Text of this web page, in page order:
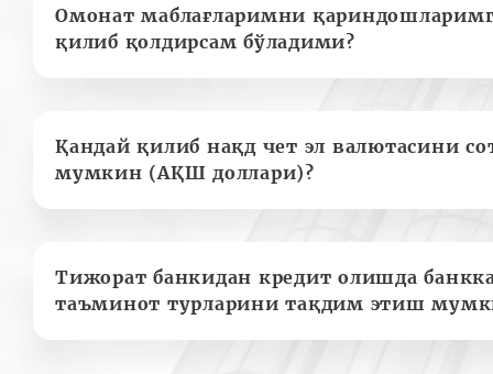
Омонат маблағларимни
қилиб қолдирсам бўладими?
Қандай қилиб нақд чет эл валютасини
мумкин (АҚШ доллари)?
Тижорат банкидан кредит олишда
таъминот турларини тақдим этиш